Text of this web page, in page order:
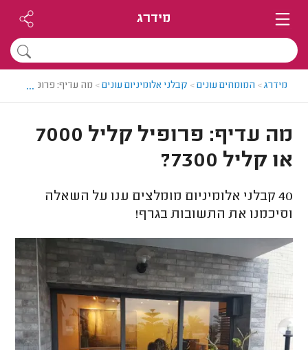
מידרג
מידרג> המומחים עונים> קבלני אלומיניום עונים> מה עדיף: פרופיל קליל 7000 או קליל 7300?
...
מה עדיף: פרופיל קליל 7000
או קליל 7300?
40 קבלני אלומיניום מומלצים ענו על השאלה
וסיכמנו את התשובות בגרף!